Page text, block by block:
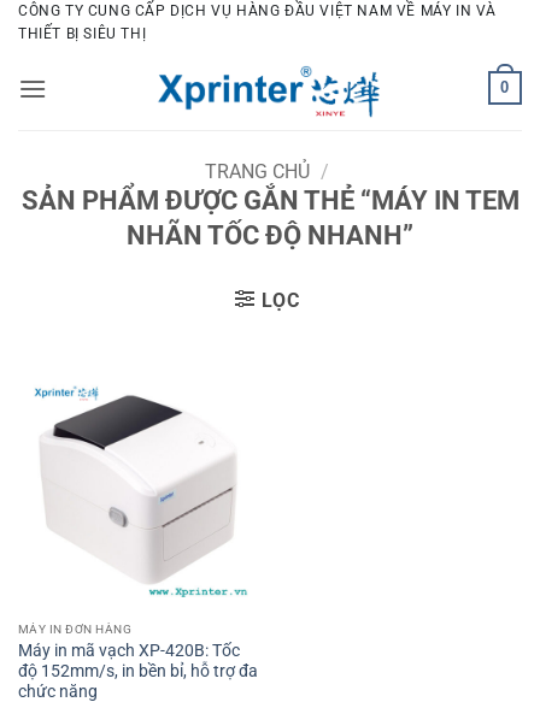
Bỏ
qua
dung
CÔNG TY CUNG CẤP DỊCH VỤ HÀNG ĐẦU VIỆT NAM VỀ MÁY IN VÀ
THIẾT BỊ SIÊU THỊ
0
TRANG CHỦ /
SẢN PHẨM ĐƯỢC GẮN THẺ “MÁY IN TEM
NHÃN TỐC ĐỘ NHANH”
LỌC
MÁY IN ĐƠN HÀNG
Máy in mã vạch XP-420B: Tốc
độ 152mm/s, in bền bỉ, hỗ trợ đa
chức năng